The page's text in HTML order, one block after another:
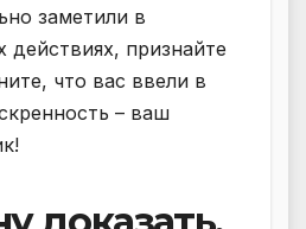
заметили в
действиях, признайте
что вас ввели в
– ваш